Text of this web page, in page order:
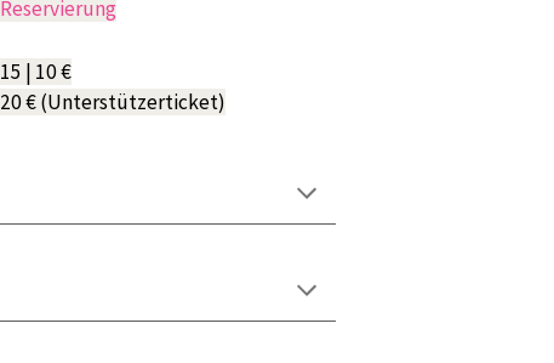
Reservierung
15 | 10 €
20 € (Unterstützerticket)